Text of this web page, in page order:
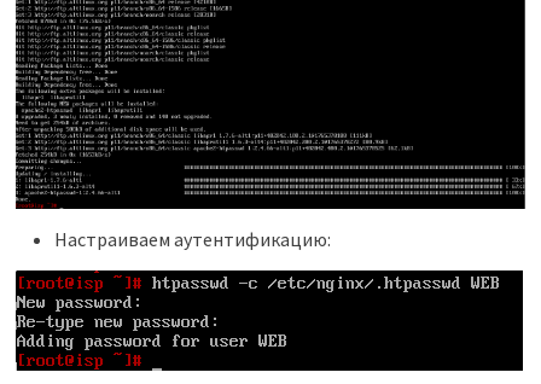
Настраиваем аутентификацию: